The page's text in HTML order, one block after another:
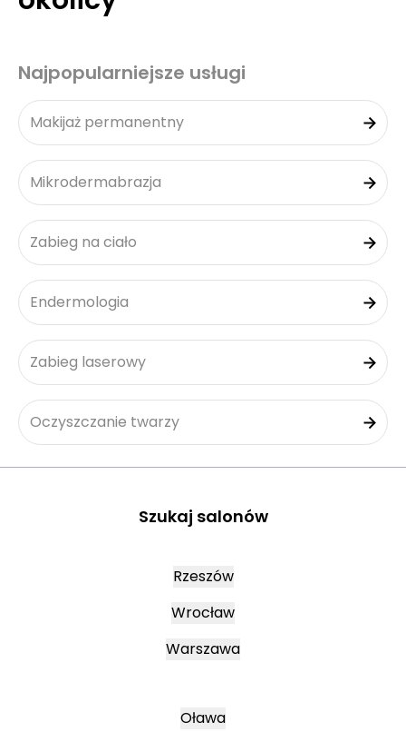
Najpopularniejsze usługi
Makijaż permanentny
Mikrodermabrazja
Zabieg na ciało
Endermologia
Zabieg laserowy
Oczyszczanie twarzy
Szukaj salonów
Rzeszów
Wrocław
Warszawa
Oława